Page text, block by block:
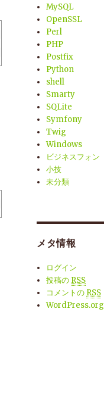
MySQL
OpenSSL
Perl
PHP
Postfix
Python
shell
Smarty
SQLite
Symfony
Twig
Windows
ビジネスフォン
小技
未分類
メタ情報
ログイン
投稿の RSS
コメントの RSS
WordPress.org